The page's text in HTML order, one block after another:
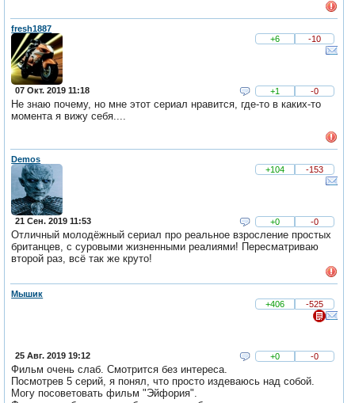
fresh1887
+6
-10
07 Окт. 2019 11:18 +1 -0
Не знаю почему, но мне этот сериал нравится, где-то в каких-то
момента я вижу себя....
Demos
+104
-153
21 Сен. 2019 11:53 +0 -0
Отличный молодёжный сериал про реальное взросление простых
британцев, с суровыми жизненными реалиями! Пересматриваю
второй раз, всё так же круто!
Мышик
+406
-525
25 Авг. 2019 19:12 +0 -0
Фильм очень слаб. Смотрится без интереса.
Посмотрев 5 серий, я понял, что просто издеваюсь над собой.
Могу посоветовать фильм "Эйфория".